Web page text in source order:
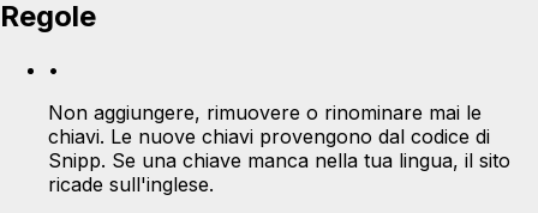
Regole
•
Non aggiungere, rimuovere o rinominare mai le
chiavi. Le nuove chiavi provengono dal codice di
Snipp. Se una chiave manca nella tua lingua, il sito
ricade sull'inglese.